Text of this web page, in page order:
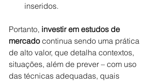
inseridos.
Portanto, investir em estudos de
mercado continua sendo uma prática
de alto valor, que detalha contextos,
situações, além de prever – com uso
das técnicas adequadas, quais